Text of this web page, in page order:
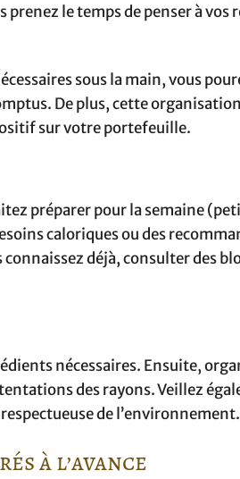
prenez le temps de penser à
sous la main, vous
De plus, cette
sur votre portefeuille.
préparer pour la semaine
caloriques ou des
déjà, consulter des
nécessaires. Ensuite,
des rayons. Veillez
de l’environnement.
à l’avance